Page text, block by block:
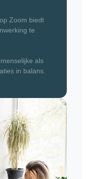
Zoom biedt
te
als
in balans.